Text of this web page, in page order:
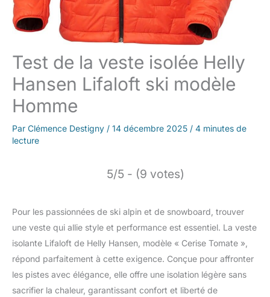
Test de la veste isolée Helly
Hansen Lifaloft ski modèle
Homme
Par Clémence Destigny / 14 décembre 2025 / 4 minutes de
lecture
5/5 - (9 votes)
Pour les passionnées de ski alpin et de snowboard, trouver
une veste qui allie style et performance est essentiel. La veste
isolante Lifaloft de Helly Hansen, modèle « Cerise Tomate »,
répond parfaitement à cette exigence. Conçue pour affronter
les pistes avec élégance, elle offre une isolation légère sans
sacrifier la chaleur, garantissant confort et liberté de